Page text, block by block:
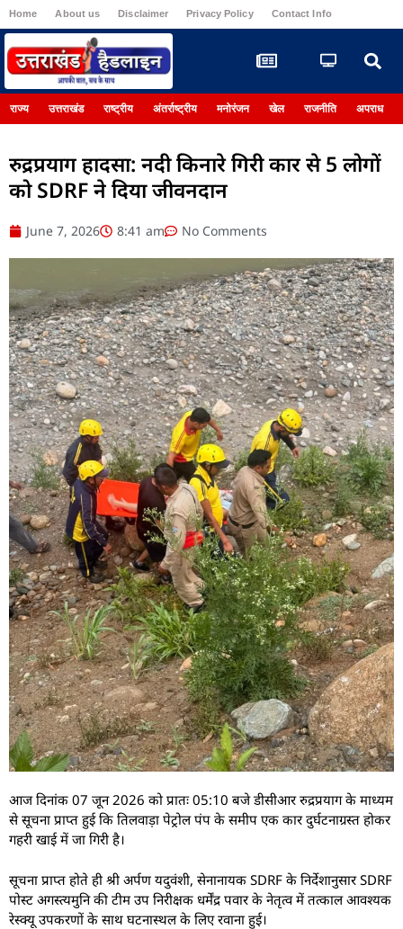
Home About us Disclaimer Privacy Policy Contact Info
राज्य उत्तराखंड राष्ट्रीय अंतर्राष्ट्रीय मनोरंजन खेल राजनीति अपराध
रुद्रप्रयाग हादसा: नदी किनारे गिरी कार से 5 लोगों
को SDRF ने दिया जीवनदान
June 7, 2026 8:41 am No Comments
आज दिनांक 07 जून 2026 को प्रातः 05:10 बजे डीसीआर रुद्रप्रयाग के माध्यम
से सूचना प्राप्त हुई कि तिलवाड़ा पेट्रोल पंप के समीप एक कार दुर्घटनाग्रस्त होकर
गहरी खाई में जा गिरी है।
सूचना प्राप्त होते ही श्री अर्पण यदुवंशी, सेनानायक SDRF के निर्देशानुसार SDRF
पोस्ट अगस्त्यमुनि की टीम उप निरीक्षक धर्मेंद्र पवार के नेतृत्व में तत्काल आवश्यक
रेस्क्यू उपकरणों के साथ घटनास्थल के लिए रवाना हुई।